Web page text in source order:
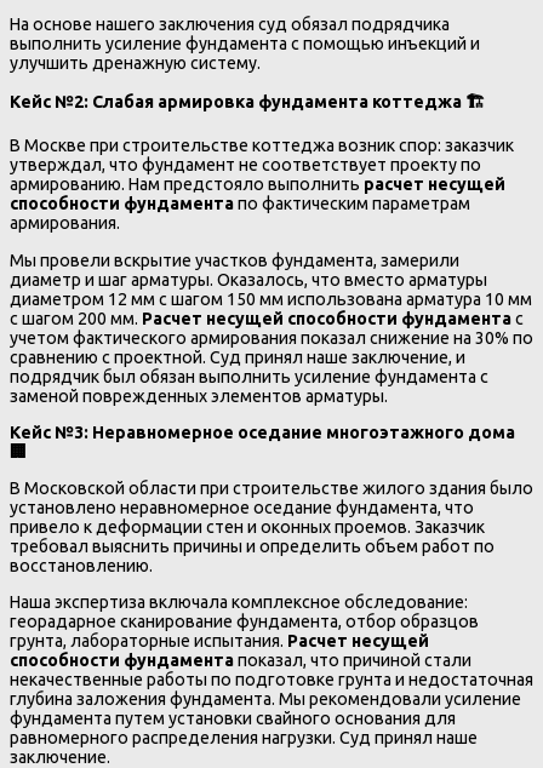
На основе нашего заключения суд обязал подрядчика
выполнить усиление фундамента с помощью инъекций и
улучшить дренажную систему.
Кейс №2: Слабая армировка фундамента коттеджа 🏗️
В Москве при строительстве коттеджа возник спор: заказчик
утверждал, что фундамент не соответствует проекту по
армированию. Нам предстояло выполнить расчет несущей
способности фундаментапо фактическим параметрам
армирования.
Мы провели вскрытие участков фундамента, замерили
диаметр и шаг арматуры. Оказалось, что вместо арматуры
диаметром 12 мм с шагом 150 мм использована арматура 10 мм
с шагом 200 мм. Расчет несущей способности фундаментас
учетом фактического армирования показал снижение на 30% по
сравнению с проектной. Суд принял наше заключение, и
подрядчик был обязан выполнить усиление фундамента с
заменой поврежденных элементов арматуры.
Кейс №3: Неравномерное оседание многоэтажного дома
🏢
В Московской области при строительстве жилого здания было
установлено неравномерное оседание фундамента, что
привело к деформации стен и оконных проемов. Заказчик
требовал выяснить причины и определить объем работ по
восстановлению.
Наша экспертиза включала комплексное обследование:
георадарное сканирование фундамента, отбор образцов
грунта, лабораторные испытания. Расчет несущей
способности фундаментапоказал, что причиной стали
некачественные работы по подготовке грунта и недостаточная
глубина заложения фундамента. Мы рекомендовали усиление
фундамента путем установки свайного основания для
равномерного распределения нагрузки. Суд принял наше
заключение.